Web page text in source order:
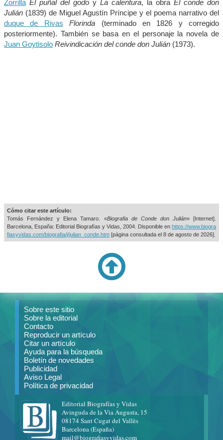
Zorrilla El puñal del godo y La calentura, la obra El conde don
Julián (1839) de Miguel Agustín Príncipe y el poema narrativo del
duque de Rivas
Florinda (terminado en 1826 y corregido
posteriormente). También se basa en el personaje la novela de
Juan Goytisolo Reivindicación del conde don Julián (1973).
Cómo citar este artículo:
Tomás Fernández y Elena Tamaro. «Biografia de Conde don Julián» [Internet].
Barcelona, España: Editorial Biografías y Vidas, 2004. Disponible en https://www.biogra
fiasyvidas.com/biografia/j/julian_conde.htm [página consultada el 8 de agosto de 2026].
Sobre este sitio
Sobre la editorial
Contacto
Reproducir un artículo
Citar un artículo
Ayuda para la búsqueda
Boletín de novedades
Publicidad
Aviso Legal
Política de privacidad
Editorial Biografías y Vidas
Avinguda de la Via Augusta, 15
08174 Sant Cugat del Vallès
Barcelona (España)
mail@biografiasyvidas.com